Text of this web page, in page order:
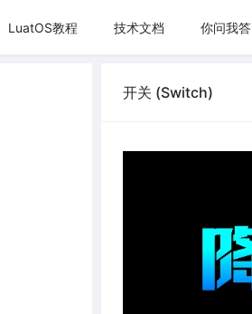
LuatOS教程 技术文档 你问我答
开关 (Switch)